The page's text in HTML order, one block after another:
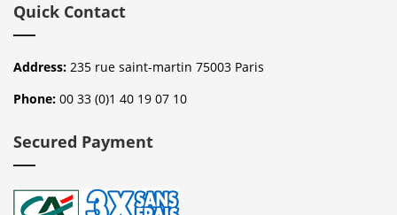
Quick Contact
Address: 235 rue saint-martin 75003 Paris
Phone: 00 33 (0)1 40 19 07 10
Secured Payment